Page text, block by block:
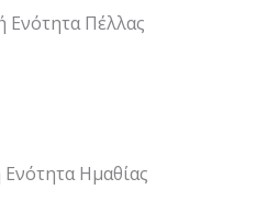
Ενότητα Πέλλας
Ημαθίας